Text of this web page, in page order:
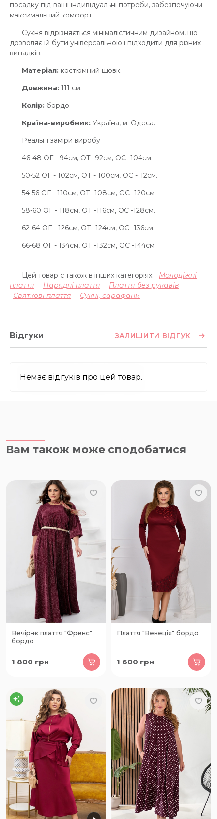
посадку під ваші індивідуальні потреби, забезпечуючи
максимальний комфорт.
Сукня відрізняється мінімалістичним дизайном, що
дозволяє їй бути універсальною і підходити для різних
випадків.
Матеріал: костюмний шовк.
Довжина: 111 см.
Колір: бордо.
Країна-виробник: Україна, м. Одеса.
Реальні заміри виробу
46-48 ОГ - 94см, ОТ -92см, OC -104см.
50-52 ОГ - 102см, ОТ - 100см, OC -112см.
54-56 ОГ - 110см, ОТ -108см, OC -120см.
58-60 ОГ - 118см, ОТ -116см, OC -128см.
62-64 ОГ - 126см, ОТ -124см, OC -136см.
66-68 ОГ - 134см, ОТ -132см, OC -144см.
Цей товар є також в інших категоріях:
Молодіжні
плаття
Нарядні плаття
Плаття без рукавів
Святкові плаття
Сукні, сарафани
Відгуки ЗАЛИШИТИ ВІДГУК
Немає відгуків про цей товар.
Вам також може сподобатися
Вечірнє плаття "Френс"
бордо
1 800 грн
Плаття "Венеція" бордо
1 600 грн